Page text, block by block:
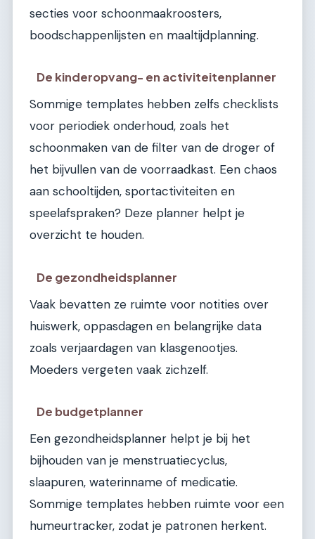
secties voor schoonmaakroosters,
boodschappenlijsten en maaltijdplanning.
De kinderopvang- en activiteitenplanner
Sommige templates hebben zelfs checklists
voor periodiek onderhoud, zoals het
schoonmaken van de filter van de droger of
het bijvullen van de voorraadkast. Een chaos
aan schooltijden, sportactiviteiten en
speelafspraken? Deze planner helpt je
overzicht te houden.
De gezondheidsplanner
Vaak bevatten ze ruimte voor notities over
huiswerk, oppasdagen en belangrijke data
zoals verjaardagen van klasgenootjes.
Moeders vergeten vaak zichzelf.
De budgetplanner
Een gezondheidsplanner helpt je bij het
bijhouden van je menstruatiecyclus,
slaapuren, waterinname of medicatie.
Sommige templates hebben ruimte voor een
humeurtracker, zodat je patronen herkent.